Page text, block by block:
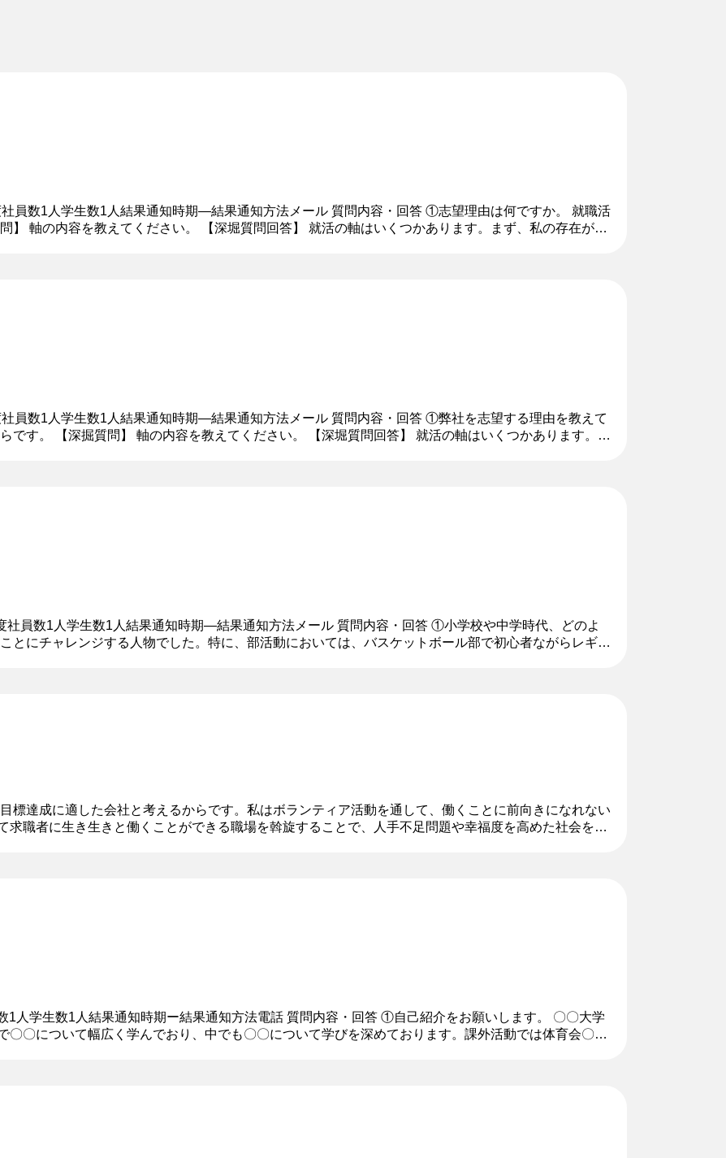
員数1人学生数1人結果通知時期―結果通知方法メール 質問内容・回答 ①志望理由は何ですか。 就職活
】 軸の内容を教えてください。 【深堀質問回答】 就活の軸はいくつかあります。まず、私の存在があ
員数1人学生数1人結果通知時期―結果通知方法メール 質問内容・回答 ①弊社を志望する理由を教えて
です。 【深掘質問】 軸の内容を教えてください。 【深堀質問回答】 就活の軸はいくつかあります。ま
社員数1人学生数1人結果通知時期―結果通知方法メール 質問内容・回答 ①小学校や中学時代、どのよ
とにチャレンジする人物でした。特に、部活動においては、バスケットボール部で初心者ながらレギュ
標達成に適した会社と考えるからです。私はボランティア活動を通して、働くことに前向きになれない
求職者に生き生きと働くことができる職場を斡旋することで、人手不足問題や幸福度を高めた社会を実
1人学生数1人結果通知時期ー結果通知方法電話 質問内容・回答 ①自己紹介をお願いします。 〇〇大学
〇〇について幅広く学んでおり、中でも〇〇について学びを深めております。課外活動では体育会〇〇